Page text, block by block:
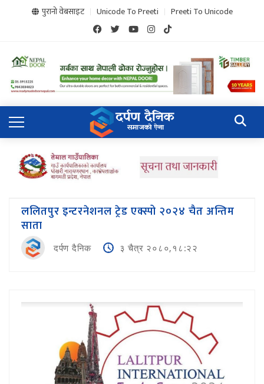
पुरानो वेबसाइट Unicode To Preeti Preeti To Unicode
ललितपुर इन्टरनेशनल ट्रेड एक्स्पो २०२४ चैत अन्तिम
साता
दर्पण दैनिक ३ चैत्र २०८०,१८:२२